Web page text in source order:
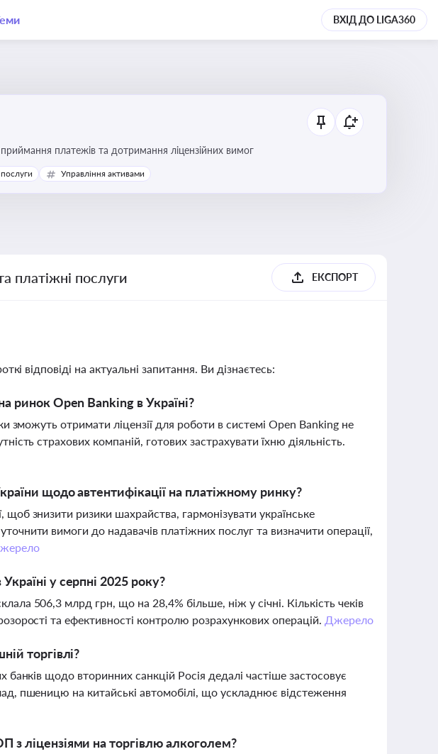
ВХІД ДО LIGA360
послуг, управління коштами, приймання платежів та дотримання ліцензійних вимог
Управління активами
платіжні послуги ЕКСПОРТ
відповіді на актуальні запитання. Ви дізнаєтесь:
ринок Open Banking в Україні?
зможуть отримати ліцензії для роботи в системі Open Banking не
страхових компаній, готових застрахувати їхню діяльність.
щодо автентифікації на платіжному ринку?
знизити ризики шахрайства, гармонізувати українське
вимоги до надавачів платіжних послуг та визначити операції,
у серпні 2025 року?
506,3 млрд грн, що на 28,4% більше, ніж у січні. Кількість чеків
та ефективності контролю розрахункових операцій. Джерело
торгівлі?
банків щодо вторинних санкцій Росія дедалі частіше застосовує
пшеницю на китайські автомобілі, що ускладнює відстеження
ліцензіями на торгівлю алкоголем?